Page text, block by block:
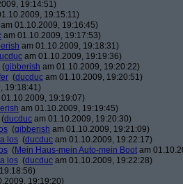
19:14:51)
19:15:11)
am 01.10.2009, 19:16:45)
am 01.10.2009, 19:17:53)
am 01.10.2009, 19:18:31)
am 01.10.2009, 19:19:36)
(gibberish am 01.10.2009, 19:20:22)
(ducduc am 01.10.2009, 19:20:51)
19:18:41)
19:19:07)
am 01.10.2009, 19:19:45)
(ducduc am 01.10.2009, 19:20:30)
(gibberish am 01.10.2009, 19:21:09)
los (ducduc am 01.10.2009, 19:22:17)
(Mein Haus-mein Auto-mein Boot am
los (ducduc am 01.10.2009, 19:22:28)
19:19:20)